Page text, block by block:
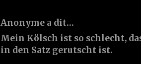
Anonyme a dit…
Mein Kölsch ist so schlecht,
in den Satz gerutscht ist.